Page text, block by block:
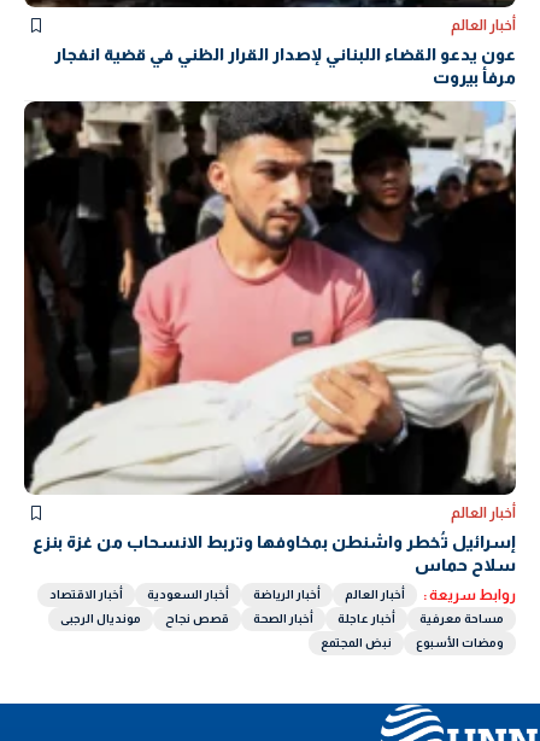
أخبار العالم
عون يدعو القضاء اللبناني لإصدار القرار الظني في قضية انفجار
مرفأ بيروت
أخبار العالم
إسرائيل تُخطر واشنطن بمخاوفها وتربط الانسحاب من غزة بنزع
سلاح حماس
روابط سريعة : أخبار العالم أخبار الرياضة أخبار السعودية
أخبار الاقتصاد
مساحة معرفية
أخبار عاجلة أخبار الصحة قصص نجاح
مونديال الرجبى
ومضات الأسبوع
نبض المجتمع